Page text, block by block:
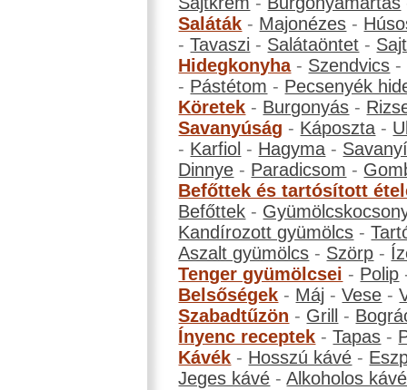
Saláták - Majonézes -
-Tavaszi - Salátaöntet -
Hidegkonyha- Szendvics -
- Pástétom - Pecsenyék
Köretek - Burgonyás -
Savanyúság - Káposzta -
- Karfiol - Hagyma -
Dinnye - Paradicsom -
Befőttek és tartósított
Befőttek -
Kandírozott gyümölcs -
Aszalt gyümölcs - Szörp -
Tenger gyümölcsei - Polip
Belsőségek - Máj -Vese -
Szabadtűzön - Grill -
Ínyenc receptek -Tapas -
Kávék - Hosszú kávé -
Jeges kávé -Alkoholos kávé